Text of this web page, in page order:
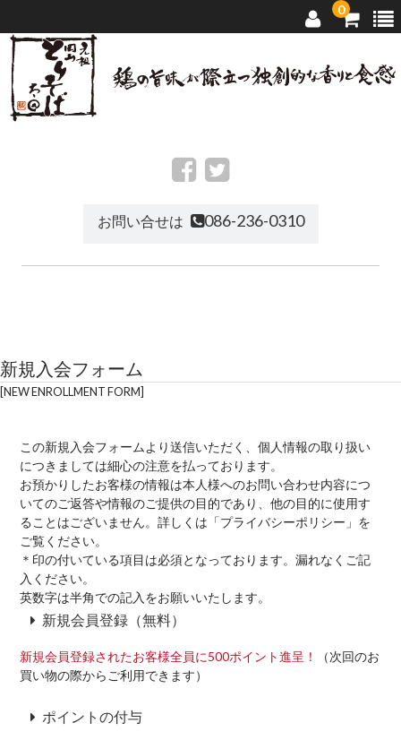
0
お問い合せは 086-236-0310
新規入会フォーム
NEW ENROLLMENT FORM
この新規入会フォームより送信いただく、個人情報の取り扱い
につきましては細心の注意を払っております。
お預かりしたお客様の情報は本人様へのお問い合わせ内容につ
いてのご返答や情報のご提供の目的であり、他の目的に使用す
ることはございません。詳しくは「プライバシーポリシー」を
ご覧ください。
＊印の付いている項目は必須となっております。漏れなくご記
入ください。
英数字は半角での記入をお願いいたします。
新規会員登録（無料）
新規会員登録されたお客様全員に500ポイント進呈！
（次回のお
買い物の際からご利用できます）
ポイントの付与